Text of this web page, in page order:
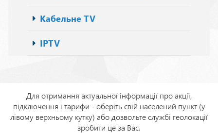
Кабельне TV
IPTV
Для отримання актуальної інформації про акції,
підключення і тарифи - оберіть свій населений пункт (у
лівому верхньому кутку) або дозвольте службі геолокації
зробити це за Вас.